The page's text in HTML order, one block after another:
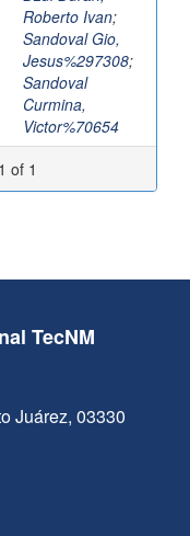
Roberto Ivan;
Sandoval Gio,
Jesus%297308;
Sandoval
Curmina,
Victor%70654
of 1
TecNM
Juárez, 03330